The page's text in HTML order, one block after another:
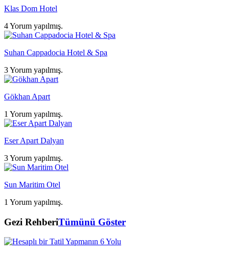
Klas Dom Hotel
4 Yorum yapılmış.
Suhan Cappadocia Hotel & Spa
3 Yorum yapılmış.
Gökhan Apart
1 Yorum yapılmış.
Eser Apart Dalyan
3 Yorum yapılmış.
Sun Maritim Otel
1 Yorum yapılmış.
Gezi RehberiTümünü Göster